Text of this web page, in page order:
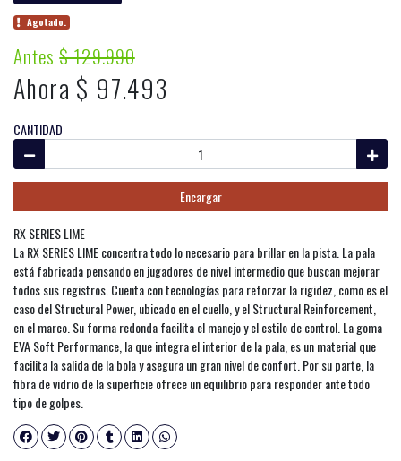
Agotado.
Antes$ 129.990
Ahora $ 97.493
CANTIDAD
Encargar
RX SERIES LIME
La RX SERIES LIME concentra todo lo necesario para brillar en la pista. La pala
está fabricada pensando en jugadores de nivel intermedio que buscan mejorar
todos sus registros. Cuenta con tecnologías para reforzar la rigidez, como es el
caso del Structural Power, ubicado en el cuello, y el Structural Reinforcement,
en el marco. Su forma redonda facilita el manejo y el estilo de control. La goma
EVA Soft Performance, la que integra el interior de la pala, es un material que
facilita la salida de la bola y asegura un gran nivel de confort. Por su parte, la
fibra de vidrio de la superficie ofrece un equilibrio para responder ante todo
tipo de golpes.